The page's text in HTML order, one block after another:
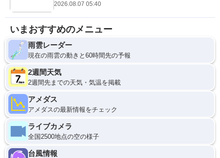
2026.08.07 05:40
いまおすすめのメニュー
雨雲レーダー
現在の雨雲の動きと60時間先の予報
2週間天気
2週間先までの天気・気温を掲載
アメダス
アメダスの最新情報をチェック
ライブカメラ
全国2500地点の空の様子
台風情報